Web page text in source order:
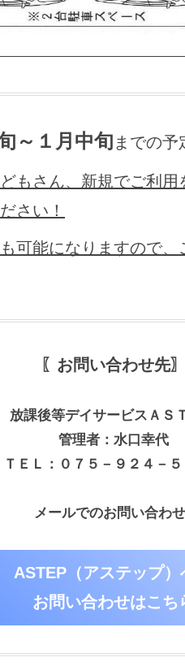
～１月中旬 までの予
もさん、新規でご利
さい！
可能になりますので
〖お問い合わせ先〗
放課後等デイサービスＡＳ
管理者：水口幸代
ＴＥＬ：０７５－９２４－５
メールでのお問い合わ
ASTEP（アステップ）
お問い合わせはこち